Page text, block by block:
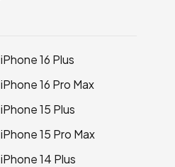
iPhone 16 Plus
iPhone 16 Pro Max
iPhone 15 Plus
iPhone 15 Pro Max
iPhone 14 Plus